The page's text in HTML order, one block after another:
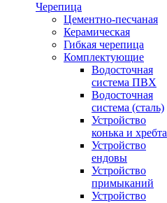
Черепица
Цементно-песчаная
Керамическая
Гибкая черепица
Комплектующие
Водосточная
система ПВХ
Водосточная
система (сталь)
Устройство
конька и хребта
Устройство
ендовы
Устройство
примыканий
Устройство